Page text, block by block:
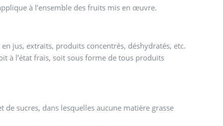
à l’ensemble des fruits mis en œuvre.
jus, extraits, produits concentrés, déshydratés, etc.
à l’état frais, soit sous forme de tous produits
de sucres, dans lesquelles aucune matière grasse